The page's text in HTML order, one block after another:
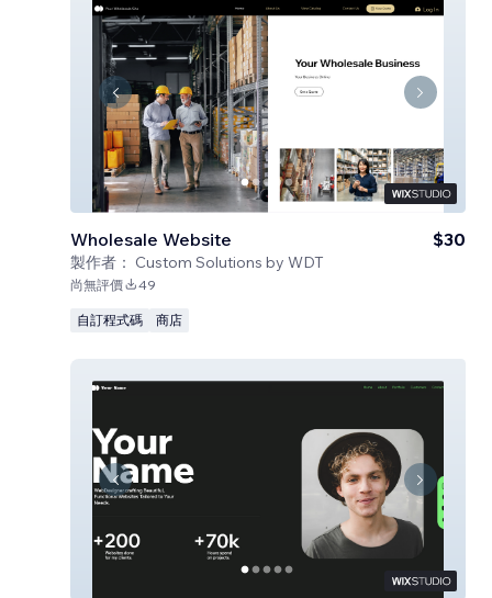
Wholesale Website
製作者： Custom Solutions by WDT
$30
尚無評價 49
自訂程式碼 商店